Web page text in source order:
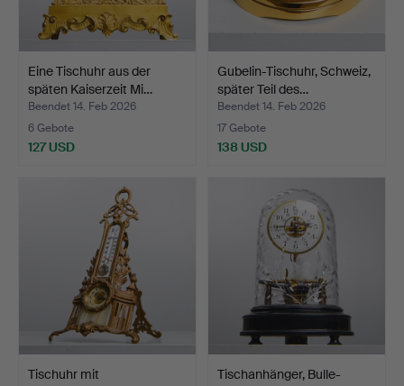
Eine Tischuhr aus der
späten Kaiserzeit Mi…
Beendet 14. Feb 2026
6 Gebote
127 USD
Gubelin-Tischuhr, Schweiz,
später Teil des…
Beendet 14. Feb 2026
17 Gebote
138 USD
Tischuhr mit
Tischanhänger, Bulle-